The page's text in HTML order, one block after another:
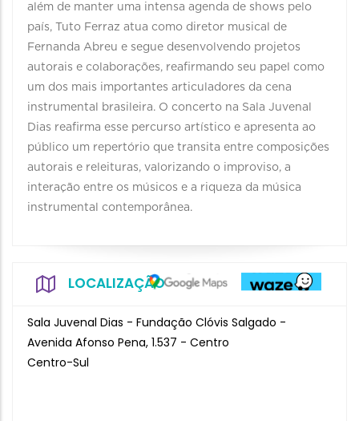
além de manter uma intensa agenda de shows pelo
país, Tuto Ferraz atua como diretor musical de
Fernanda Abreu e segue desenvolvendo projetos
autorais e colaborações, reafirmando seu papel como
um dos mais importantes articuladores da cena
instrumental brasileira. O concerto na Sala Juvenal
Dias reafirma esse percurso artístico e apresenta ao
público um repertório que transita entre composições
autorais e releituras, valorizando o improviso, a
interação entre os músicos e a riqueza da música
instrumental contemporânea.
LOCALIZAÇÃO
Sala Juvenal Dias - Fundação Clóvis Salgado -
Avenida Afonso Pena, 1.537 - Centro
Centro-Sul